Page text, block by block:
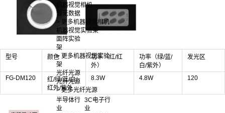
机器视觉相机
暂无数据
> 更多机器视觉相机
机器视觉实验架
面阵实验
架
> 更多机器视觉实验
架
光纤光源
光纤光源
> 更多光纤光源
半导体行
业
3C电子行
业
型号 颜色
功率（红/红
外）
功率（绿/蓝/
白/紫外）
发光区
FG-DM120
红/绿/蓝/白/
红外/紫外
8.3W 4.8W 120